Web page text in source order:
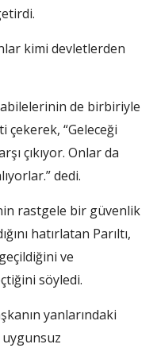
kimi devletlerden
de birbiriyle
çekerek, “Geleceği
çıkıyor. Onlar da
dedi.
rastgele bir güvenlik
hatırlatan Parıltı,
ve
söyledi.
yanlarındaki